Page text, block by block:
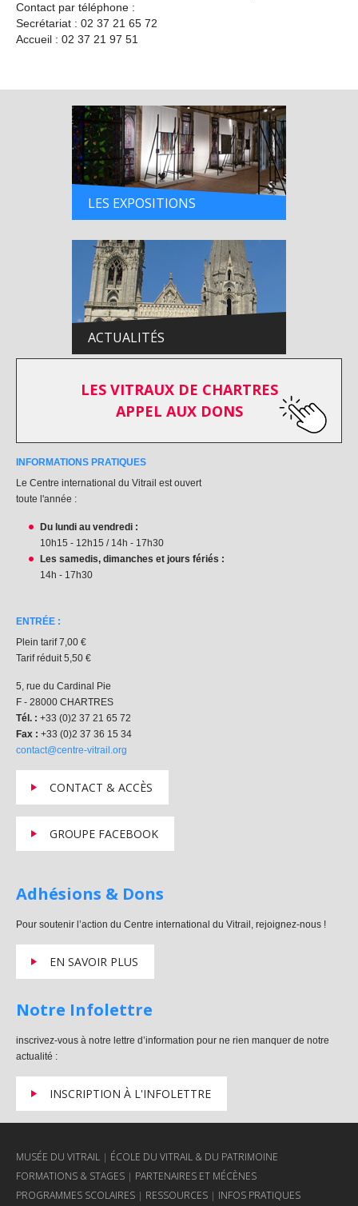
Contact par téléphone :
Secrétariat : 02 37 21 65 72
Accueil : 02 37 21 97 51
LES EXPOSITIONS
ACTUALITÉS
LES VITRAUX DE CHARTRES
APPEL AUX DONS
INFORMATIONS PRATIQUES
Le Centre international du Vitrail est ouvert
toute l'année :
Du lundi au vendredi :
10h15 - 12h15 / 14h - 17h30
Les samedis, dimanches et jours fériés :
14h - 17h30
ENTRÉE :
Plein tarif 7,00 €
Tarif réduit 5,50 €
5, rue du Cardinal Pie
F - 28000 CHARTRES
Tél. : +33 (0)2 37 21 65 72
Fax : +33 (0)2 37 36 15 34
contact@centre-vitrail.org
CONTACT & ACCÈS
GROUPE FACEBOOK
Adhésions & Dons
Pour soutenir l’action du Centre international du Vitrail, rejoignez-nous !
EN SAVOIR PLUS
Notre Infolettre
inscrivez-vous à notre lettre d’information pour ne rien manquer de notre
actualité :
INSCRIPTION À L'INFOLETTRE
MUSÉE DU VITRAIL
ÉCOLE DU VITRAIL & DU PATRIMOINE
FORMATIONS & STAGES
PARTENAIRES ET MÉCÈNES
PROGRAMMES SCOLAIRES
RESSOURCES INFOS PRATIQUES